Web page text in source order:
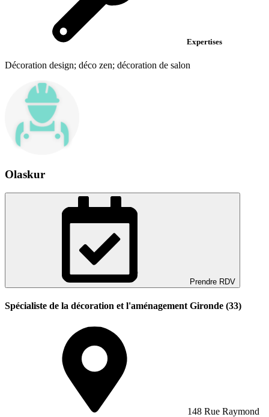
Expertises
Décoration design; déco zen; décoration de salon
Olaskur
Prendre RDV
Spécialiste de la décoration et l'aménagement Gironde (33)
148 Rue Raymond